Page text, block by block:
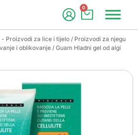
0
Proizvodi za lice i tijelo / Proizvodi za njegu
i oblikovanje / Guam Hladni gel od algi